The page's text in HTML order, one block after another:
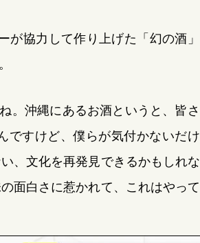
協力して作り上げた「幻の酒」
。沖縄にあるお酒というと、皆さ
ですけど、僕らが気付かないだけ
、文化を再発見できるかもしれな
面白さに惹かれて、これはやって